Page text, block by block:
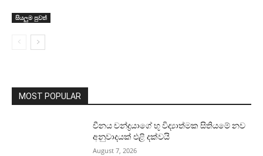
සියලුම පුවත්
MOST POPULAR
චීනය චන්ද්‍රයාගේ භූ විද්‍යාත්මක සිතියමේ නව
අනුවාදයක් එළි දක්වයි
August 7, 2026